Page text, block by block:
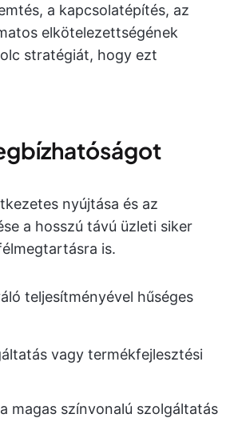
a kapcsolatépítés, az
elkötelezettségének
stratégiát, hogy ezt
nyújtása és az
a hosszú távú üzleti siker
is.
teljesítményével hűséges
vagy termékfejlesztési
magas színvonalú szolgáltatás